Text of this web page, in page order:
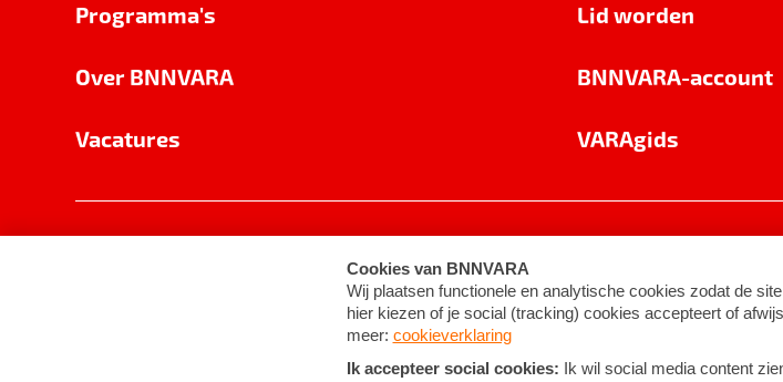
Programma's
Over BNNVARA
Vacatures
Lid worden
BNNVARA-account
VARAgids
Cookie-instellingen Algemene voorwaarden ©2026BNNVARA